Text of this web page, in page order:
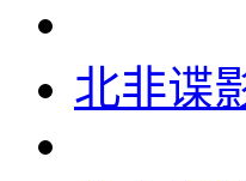
北非谍